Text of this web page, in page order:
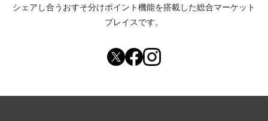
シェアし合う おすそ分けポイント機能を搭載した総合マーケット
プレイスです。